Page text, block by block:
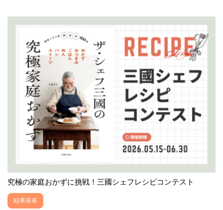
究極の家庭おかずに挑戦！三國シェフレシピコンテスト
結果発表